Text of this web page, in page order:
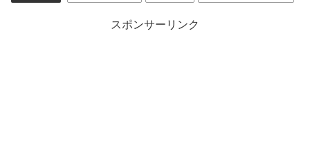
スポンサーリンク